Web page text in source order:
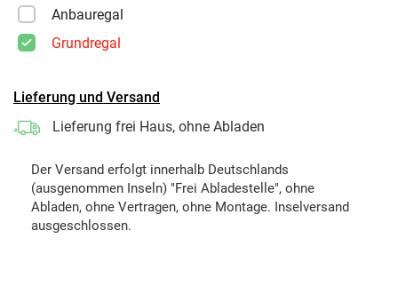
Anbauregal
Grundregal
Lieferung und Versand
Lieferung frei Haus, ohne Abladen
Der Versand erfolgt innerhalb Deutschlands
(ausgenommen Inseln) "Frei Abladestelle", ohne
Abladen, ohne Vertragen, ohne Montage. Inselversand
ausgeschlossen.